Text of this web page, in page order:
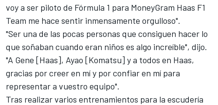
voy a ser piloto de Fórmula 1 para MoneyGram Haas F1
Team me hace sentir inmensamente orgulloso".
"Ser una de las pocas personas que consiguen hacer lo
que soñaban cuando eran niños es algo increíble", dijo.
"A Gene [Haas], Ayao [Komatsu] y a todos en Haas,
gracias por creer en mí y por confiar en mí para
representar a vuestro equipo".
Tras realizar varios entrenamientos para la escudería